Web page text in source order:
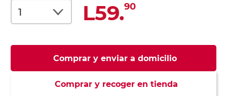
L59.90
Comprar y enviar a domicilio
Comprar y recoger en tienda